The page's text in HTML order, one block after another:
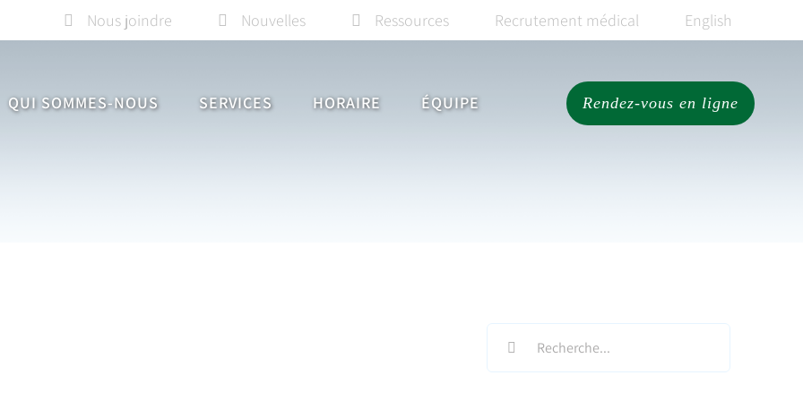
Nous joindre Nouvelles Ressources Recrutement médical English
QUI SOMMES-NOUS SERVICES HORAIRE ÉQUIPE Rendez-vous en ligne
Search
for: